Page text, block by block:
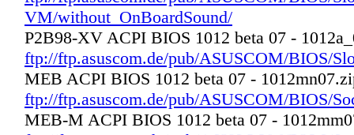
VM/without_OnBoardSound/
P2B98-XV ACPI BIOS 1012 beta 07 -
ftp://ftp.asuscom.de/pub/ASUSCOM/BIOS/
MEB ACPI BIOS 1012 beta 07 -
ftp://ftp.asuscom.de/pub/ASUSCOM/BIOS/
MEB-M ACPI BIOS 1012 beta 07 -